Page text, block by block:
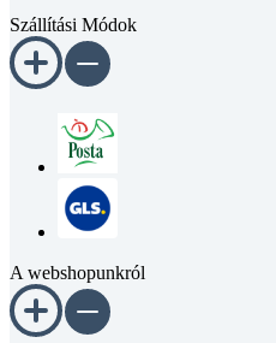
Szállítási Módok
A webshopunkról